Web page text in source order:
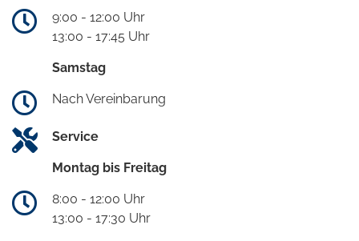
9:00 - 12:00 Uhr
13:00 - 17:45 Uhr
Samstag
Nach Vereinbarung
Service
Montag bis Freitag
8:00 - 12:00 Uhr
13:00 - 17:30 Uhr